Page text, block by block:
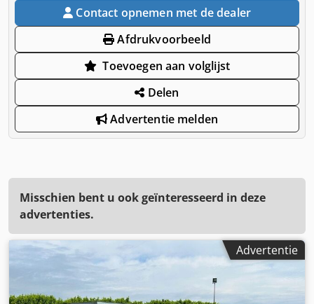
Contact opnemen met de dealer
Afdrukvoorbeeld
Toevoegen aan volglijst
Delen
Advertentie melden
Misschien bent u ook geïnteresseerd in deze
advertenties.
Advertentie